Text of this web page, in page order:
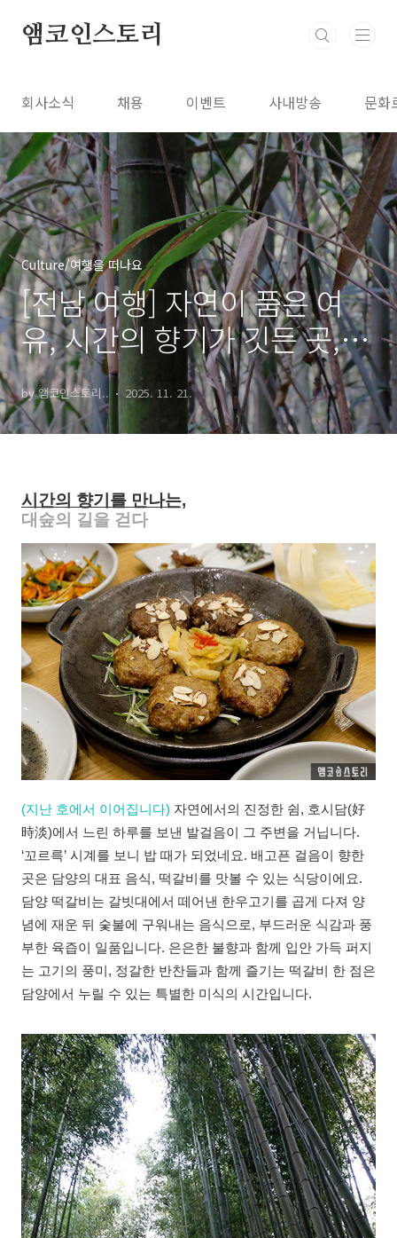
앰코인스토리
회사소식 채용 이벤트 사내방송 문화
Culture/여행을 떠나요
[전남 여행] 자연이 품은 여
유, 시간의 향기가 깃든 곳, 전
남 담양 호시담 & 죽녹원 2편
by 앰코인스토리.. 2025. 11. 21.
시간의 향기를 만나는,
대숲의 길을 걷다
(지난 호에서 이어집니다) 자연에서의 진정한 쉼, 호시담(好
時淡)에서 느린 하루를 보낸 발걸음이 그 주변을 거닙니다.
‘꼬르륵’ 시계를 보니 밥 때가 되었네요. 배고픈 걸음이 향한
곳은 담양의 대표 음식, 떡갈비를 맛볼 수 있는 식당이에요.
담양 떡갈비는 갈빗대에서 떼어낸 한우고기를 곱게 다져 양
념에 재운 뒤 숯불에 구워내는 음식으로, 부드러운 식감과 풍
부한 육즙이 일품입니다. 은은한 불향과 함께 입안 가득 퍼지
는 고기의 풍미, 정갈한 반찬들과 함께 즐기는 떡갈비 한 점은
담양에서 누릴 수 있는 특별한 미식의 시간입니다.